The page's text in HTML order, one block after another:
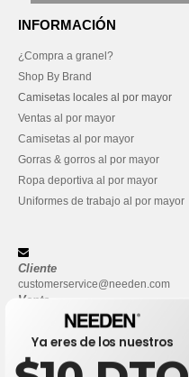
INFORMACIÓN
¿Compra a granel?
Shop By Brand
Camisetas locales al por mayor
Ventas al por mayor
Camisetas al por mayor
Gorras & gorros al por mayor
Ropa deportiva al por mayor
Uniformes de trabajo al por mayor
Cliente
customerservice@needen.com
Venta
sales@needen.com
Ya eres de los nuestros